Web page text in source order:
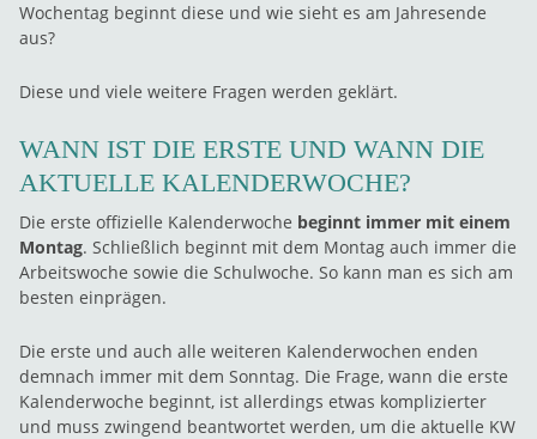
Wochentag beginnt diese und wie sieht es am Jahresende
aus?
Diese und viele weitere Fragen werden geklärt.
WANN IST DIE ERSTE UND WANN DIE
AKTUELLE KALENDERWOCHE?
Die erste offizielle Kalenderwoche beginnt immer mit einem
Montag. Schließlich beginnt mit dem Montag auch immer die
Arbeitswoche sowie die Schulwoche. So kann man es sich am
besten einprägen.
Die erste und auch alle weiteren Kalenderwochen enden
demnach immer mit dem Sonntag. Die Frage, wann die erste
Kalenderwoche beginnt, ist allerdings etwas komplizierter
und muss zwingend beantwortet werden, um die aktuelle KW